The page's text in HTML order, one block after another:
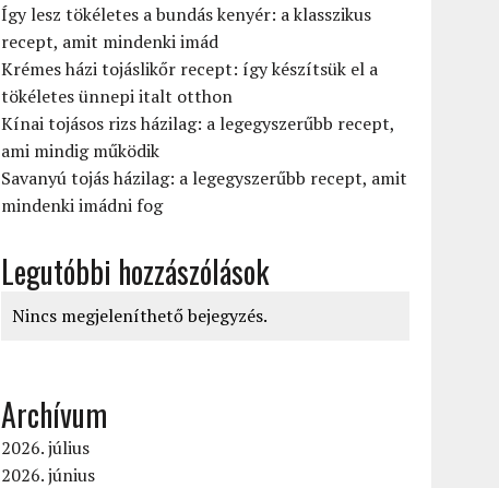
Így lesz tökéletes a bundás kenyér: a klasszikus
recept, amit mindenki imád
Krémes házi tojáslikőr recept: így készítsük el a
tökéletes ünnepi italt otthon
Kínai tojásos rizs házilag: a legegyszerűbb recept,
ami mindig működik
Savanyú tojás házilag: a legegyszerűbb recept, amit
mindenki imádni fog
Legutóbbi hozzászólások
Nincs megjeleníthető bejegyzés.
Archívum
2026. július
2026. június